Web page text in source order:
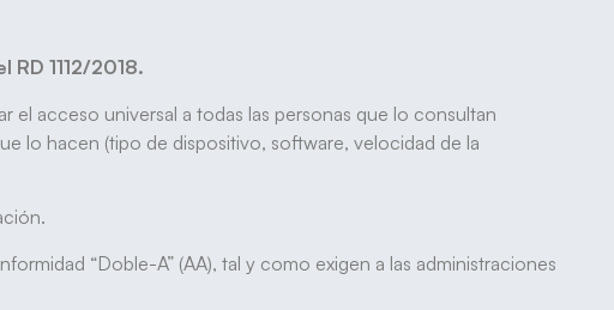
1112/2018.
el acceso universal a todas las personas que lo consultan
lo hacen (tipo de dispositivo, software, velocidad de la
“Doble-A” (AA), tal y como exigen a las administraciones